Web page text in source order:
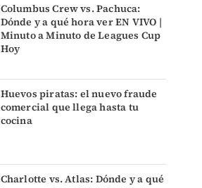
Columbus Crew vs. Pachuca:
Dónde y a qué hora ver EN VIVO |
Minuto a Minuto de Leagues Cup
Hoy
Huevos piratas: el nuevo fraude
comercial que llega hasta tu
cocina
Charlotte vs. Atlas: Dónde y a qué